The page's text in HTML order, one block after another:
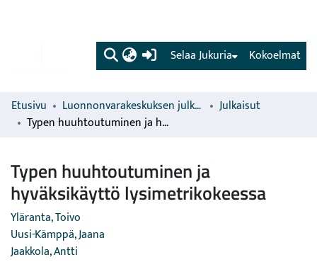
(current) Kokoelmat
Selaa Jukuria
Etusivu Luonnonvarakeskuksen julkaisut
Julkaisut
Typen huuhtoutuminen ja hyväksikäyttö lysimetrikokeessa
Typen huuhtoutuminen ja
hyväksikäyttö lysimetrikokeessa
Yläranta, Toivo
Uusi-Kämppä, Jaana
Jaakkola, Antti